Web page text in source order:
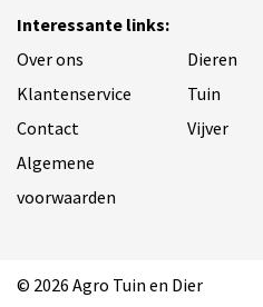
Interessante links:
Over ons
Dieren
Klantenservice
Tuin
Contact
Vijver
Algemene
voorwaarden
© 2026 Agro Tuin en Dier